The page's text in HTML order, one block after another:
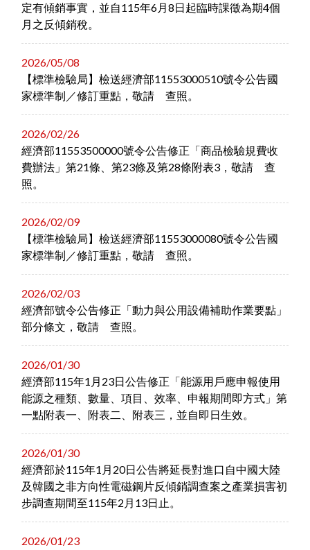
定有傾銷事實，並自115年6月8日起臨時課徵為期4個
月之反傾銷稅。
2026/05/08
【標準檢驗局】檢送經濟部11553000510號令公告國
家標準制／修訂重點，敬請 查照。
2026/02/26
經濟部11553500000號令公告修正「商品檢驗規費收
費辦法」第21條、第23條及第28條附表3，敬請 查
照。
2026/02/09
【標準檢驗局】檢送經濟部11553000080號令公告國
家標準制／修訂重點，敬請 查照。
2026/02/03
經濟部號令公告修正「動力與公用設備補助作業要點」
部分條文，敬請 查照。
2026/01/30
經濟部115年1月23日公告修正「能源用戶應申報使用
能源之種類、數量、項目、效率、申報期間即方式」第
一點附表一、附表二、附表三，並自即日生效。
2026/01/30
經濟部於115年1月20日公告將延長對進口自中國大陸
及韓國之非方向性電磁鋼片反傾銷調查案之產業損害初
步調查期間至115年2月13日止。
2026/01/23